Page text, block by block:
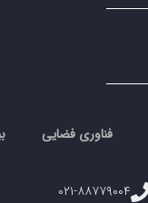
فناوری فضایی
۰۲۱-۸۸۷۷۹۰۰۴